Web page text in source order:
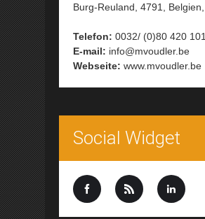
Burg-Reuland, 4791, Belgien,
Telefon: 0032/ (0)80 420 101
E-mail: info@mvoudler.be
Webseite: www.mvoudler.be
Social Widget